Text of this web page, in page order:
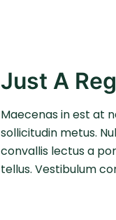
Just A
Maecenas in est at
sollicitudin metus.
convallis lectus a
tellus. Vestibulum